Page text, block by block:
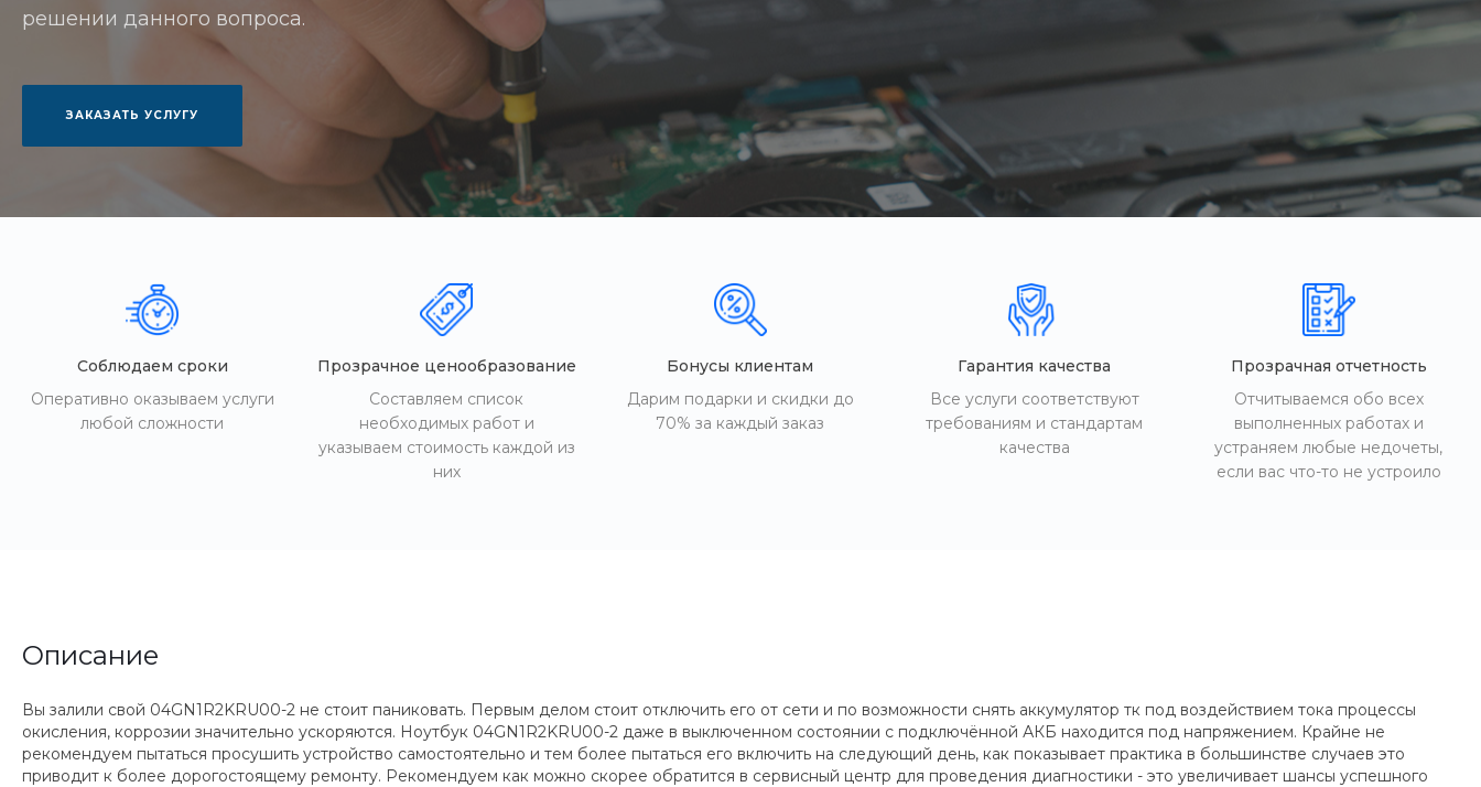
решении данного вопроса.
ЗАКАЗАТЬ УСЛУГУ
Соблюдаем сроки
Оперативно оказываем услуги
любой сложности
Прозрачное ценообразование
Составляем список
необходимых работ и
указываем стоимость каждой из
них
Бонусы клиентам
Дарим подарки и скидки до
70% за каждый заказ
Гарантия качества
Все услуги соответствуют
требованиям и стандартам
качества
Прозрачная отчетность
Отчитываемся обо всех
выполненных работах и
устраняем любые недочеты,
если вас что-то не устроило
Описание
Вы залили свой 04GN1R2KRU00-2 не стоит паниковать. Первым делом стоит отключить его от сети и по возможности снять аккумулятор тк под воздействием тока процессы
окисления, коррозии значительно ускоряются. Ноутбук 04GN1R2KRU00-2 даже в выключенном состоянии с подключённой АКБ находится под напряжением. Крайне не
рекомендуем пытаться просушить устройство самостоятельно и тем более пытаться его включить на следующий день, как показывает практика в большинстве случаев это
приводит к более дорогостоящему ремонту. Рекомендуем как можно скорее обратится в сервисный центр для проведения диагностики - это увеличивает шансы успешного